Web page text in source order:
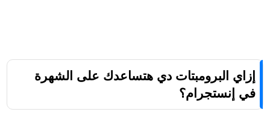
إزاي البرومبتات دي هتساعدك على الشهرة
في إنستجرام؟